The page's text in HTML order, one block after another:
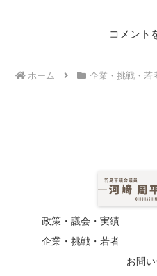
コメント
ホーム 企業・挑戦・若
政策・議会・実績
企業・挑戦・若者
お問